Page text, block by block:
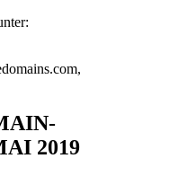
2019